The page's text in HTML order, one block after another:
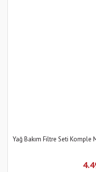
Yağ Bakım Filtre Seti